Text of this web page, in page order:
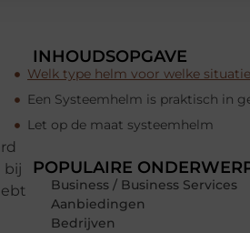
bij
INHOUDSOPGAVE
Welk type helm voor welke
Een Systeemhelm is praktisch in
Let op de maat systeemhelm
POPULAIRE
Business / Business Services
Aanbiedingen
Bedrijven